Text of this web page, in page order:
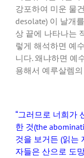
강포하여 미운 물
desolate) 이 날개
상 끝에 나타나는
렇게 해석하면 예
니다. 왜냐하면 예
용해서 예루살렘
“그러므로 너희가
한 것(the
것을 보거든 (읽는
자들은 산으로 도